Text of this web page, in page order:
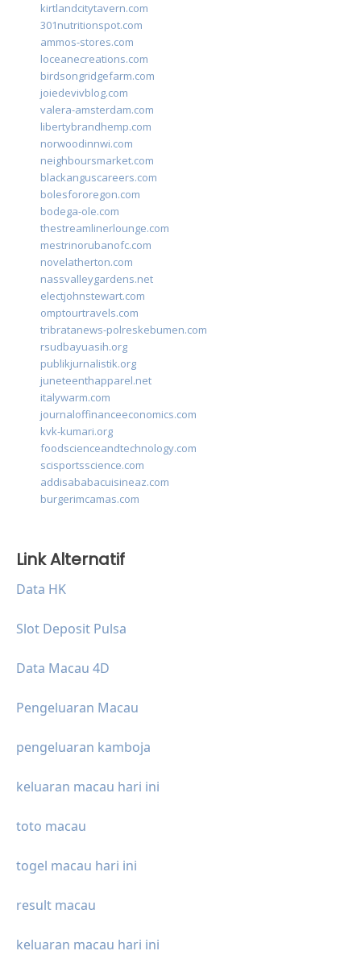
kirtlandcitytavern.com
301nutritionspot.com
ammos-stores.com
loceanecreations.com
birdsongridgefarm.com
joiedevivblog.com
valera-amsterdam.com
libertybrandhemp.com
norwoodinnwi.com
neighboursmarket.com
blackanguscareers.com
bolesfororegon.com
bodega-ole.com
thestreamlinerlounge.com
mestrinorubanofc.com
novelatherton.com
nassvalleygardens.net
electjohnstewart.com
omptourtravels.com
tribratanews-polreskebumen.com
rsudbayuasih.org
publikjurnalistik.org
juneteenthapparel.net
italywarm.com
journaloffinanceeconomics.com
kvk-kumari.org
foodscienceandtechnology.com
scisportsscience.com
addisababacuisineaz.com
burgerimcamas.com
Link Alternatif
Data HK
Slot Deposit Pulsa
Data Macau 4D
Pengeluaran Macau
pengeluaran kamboja
keluaran macau hari ini
toto macau
togel macau hari ini
result macau
keluaran macau hari ini